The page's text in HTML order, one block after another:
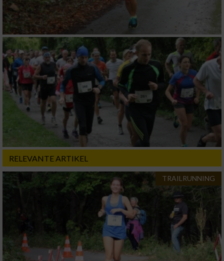
RELEVANTE ARTIKEL
TRAILRUNNING
Erstellung von Profilen für personalisierte
Werbung
Verwendung von Profilen zur Auswahl
personalisierter Werbung
Erstellung von Profilen zur Personalisierung
von Inhalten
Verwendung von Profilen zur Auswahl
personalisierter Inhalte
Messung der Werbeleistung
Messung der Performance von Inhalten
Analyse von Zielgruppen durch Statistiken
oder Kombinationen von Daten aus
Entwicklung und Verbesserung der Angebote
Verwendung reduzierter Daten zur Auswahl